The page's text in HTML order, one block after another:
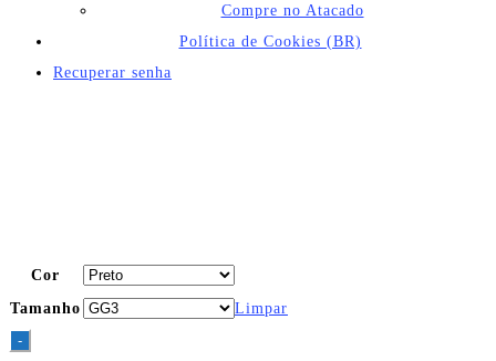
Compre no Atacado
Política de Cookies (BR)
Recuperar senha
Cor
Tamanho
Limpar
-